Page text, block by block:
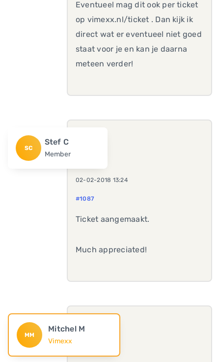
Eventueel mag dit ook per ticket
op vimexx.nl/ticket . Dan kijk ik
direct wat er eventueel niet goed
staat voor je en kan je daarna
meteen verder!
SC
Stef C
Member
02-02-2018 13:24
#1087
Ticket aangemaakt.
Much appreciated!
MM
Mitchel M
Vimexx